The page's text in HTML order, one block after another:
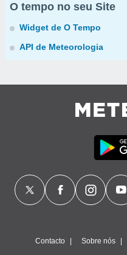
O tempo no seu Site
Widget de O Tempo
API de Meteorologia
Contacto Sobre nós